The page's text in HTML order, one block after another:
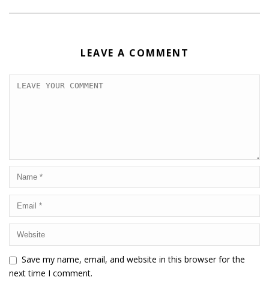
LEAVE A COMMENT
Save my name, email, and website in this browser for the
next time I comment.